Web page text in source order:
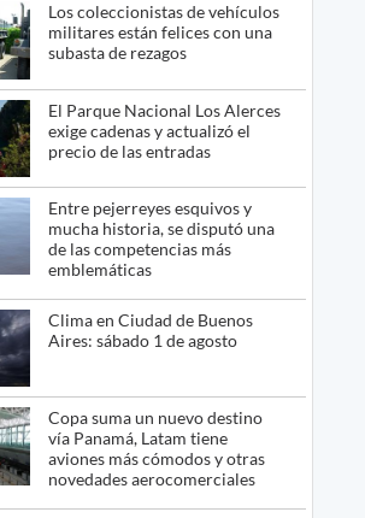
Los coleccionistas de vehículos
militares están felices con una
subasta de rezagos
El Parque Nacional Los Alerces
exige cadenas y actualizó el
precio de las entradas
Entre pejerreyes esquivos y
mucha historia, se disputó una
de las competencias más
emblemáticas
Clima en Ciudad de Buenos
Aires: sábado 1 de agosto
Copa suma un nuevo destino
vía Panamá, Latam tiene
aviones más cómodos y otras
novedades aerocomerciales